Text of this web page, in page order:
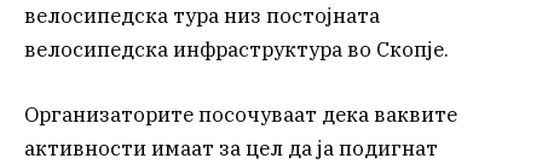
велосипедска тура низ постојната
велосипедска инфраструктура во Скопје.
Организаторите посочуваат дека ваквите
активности имаат за цел да ја подигнат